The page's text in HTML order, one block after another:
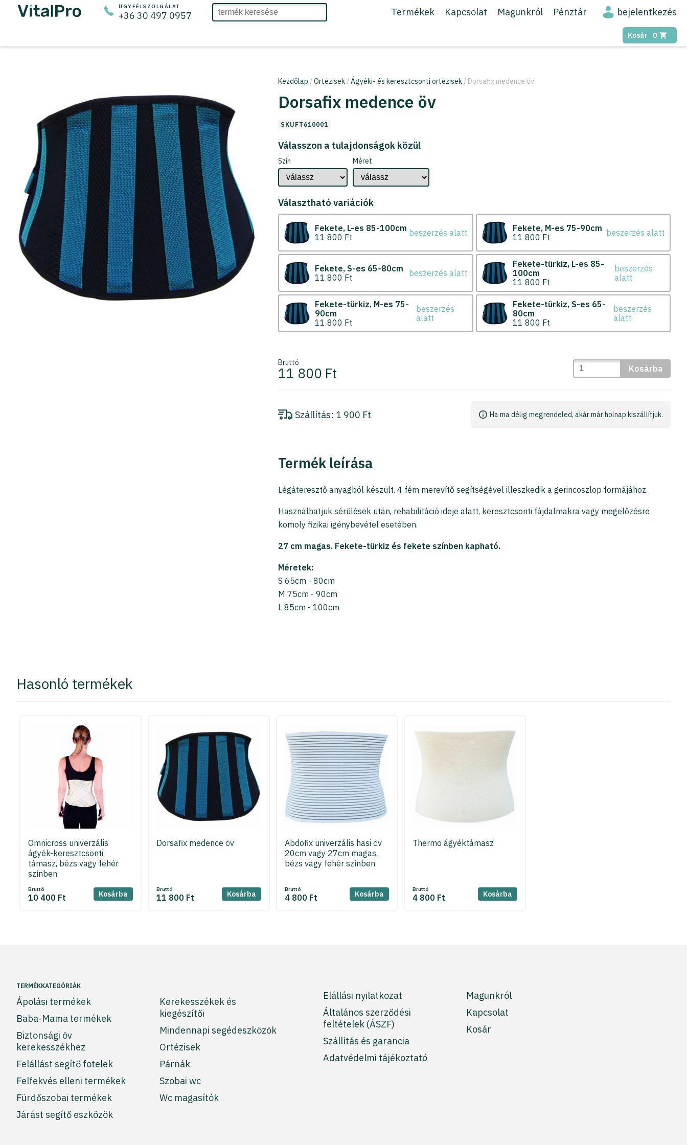
ÜGYFÉLSZOLGÁLAT
+36 30 497 0957 Termékek Kapcsolat Magunkról Pénztár bejelentkezés
Kosár 0
Kezdőlap /Ortézisek /Ágyéki- és keresztcsonti ortézisek / Dorsafix medence öv
Dorsafix medence öv
SKUFT610001
Válasszon a tulajdonságok közül
Szín Méret
Választható variációk
Fekete L-es 85-100cm
11 800 Ft
beszerzés alatt Fekete M-es 75-90cm
11 800 Ft
beszerzés alatt
Fekete S-es 65-80cm
11 800 Ft
beszerzés alatt
Fekete-türkiz L-es 85-
100cm
11 800 Ft
beszerzés
alatt
Fekete-türkiz M-es 75-
90cm
11 800 Ft
beszerzés
alatt
Fekete-türkiz S-es 65-
80cm
11 800 Ft
beszerzés
alatt
Bruttó
11 800 Ft Kosárba
Szállítás: 1 900 Ft Ha ma délig megrendeled, akár már holnap kiszállítjuk.
Termék leírása
Légáteresztő anyagból készült. 4 fém merevítő segítségével illeszkedik a gerincoszlop formájához.
Használhatjuk sérülések után, rehabilitáció ideje alatt, keresztcsonti fájdalmakra vagy megelőzésre
komoly fizikai igénybevétel esetében.
27 cm magas. Fekete-türkiz és fekete színben kapható.
Méretek:
S 65cm - 80cm
M 75cm - 90cm
L 85cm - 100cm
Hasonló termékek
Omnicross univerzális
ágyék-keresztcsonti
támasz, bézs vagy fehér
színben
Bruttó
10 400 Ft Kosárba
Dorsafix medence öv
Bruttó
11 800 Ft Kosárba
Abdofix univerzális hasi öv
20cm vagy 27cm magas,
bézs vagy fehér színben
Bruttó
4 800 Ft Kosárba
Thermo ágyéktámasz
Bruttó
4 800 Ft Kosárba
TERMÉKKATEGÓRIÁK
Ápolási termékek
Baba-Mama termékek
Biztonsági öv
kerekesszékhez
Felállást segítő fotelek
Felfekvés elleni termékek
Fürdőszobai termékek
Járást segítő eszközök
Kerekesszékek és
kiegészítői
Mindennapi segédeszközök
Ortézisek
Párnák
Szobai wc
Wc magasítók
Elállási nyilatkozat
Általános szerződési
feltételek (ÁSZF)
Szállítás és garancia
Adatvédelmi tájékoztató
Magunkról
Kapcsolat
Kosár